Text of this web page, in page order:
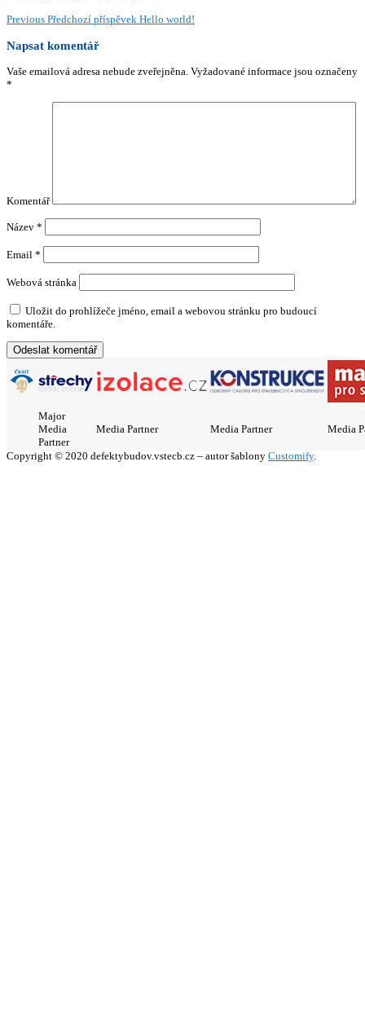
Previous Předchozí příspěvek Hello world!
Napsat komentář
Vaše emailová adresa nebude zveřejněna. Vyžadované informace jsou označeny
*
Komentář
Název *
Email *
Webová stránka
Uložit do prohlížeče jméno, email a webovou stránku pro budoucí
komentáře.
Major
Media
Partner
Media Partner Media Partner Media
Copyright © 2020 defektybudov.vstecb.cz – autor šablony Customify.